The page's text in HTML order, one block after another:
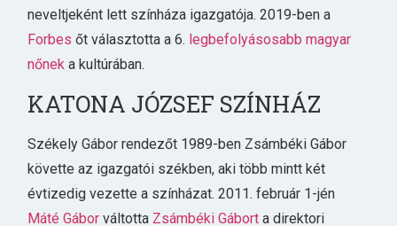
neveltjeként lett színháza igazgatója. 2019-ben a
Forbes őt választotta a 6. legbefolyásosabb magyar
nőnek a kultúrában.
KATONA JÓZSEF SZÍNHÁZ
Székely Gábor rendezőt 1989-ben Zsámbéki Gábor
követte az igazgatói székben, aki több mintt két
évtizedig vezette a színházat. 2011. február 1-jén
Máté Gábor váltotta Zsámbéki Gábort a direktori